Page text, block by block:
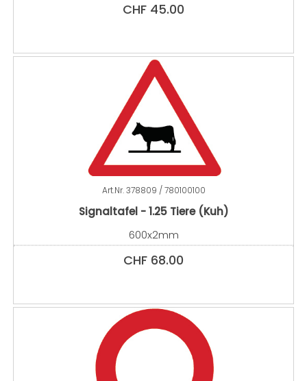
CHF 45.00
Art.Nr.378809 / 780100100
Signaltafel - 1.25 Tiere (Kuh)
600x2mm
CHF 68.00